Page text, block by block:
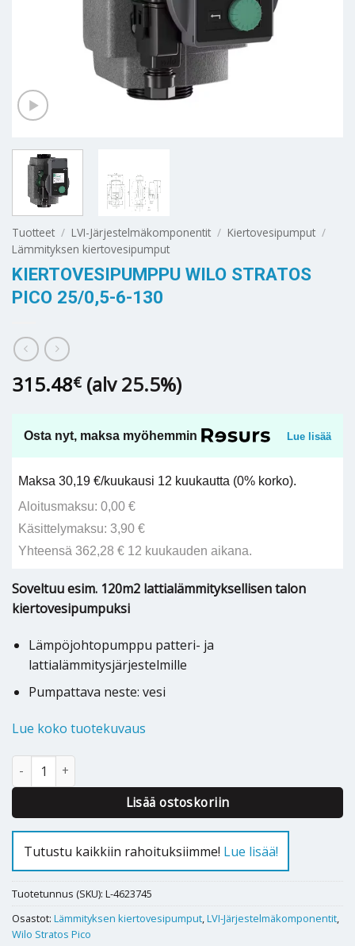
Tuotteet / LVI-Järjestelmäkomponentit / Kiertovesipumput /
Lämmityksen kiertovesipumput
KIERTOVESIPUMPPU WILO STRATOS
PICO 25/0,5-6-130
315.48€ (alv 25.5%)
Osta nyt, maksa myöhemmin Lue lisää
Maksa 30,19 €/kuukausi 12 kuukautta (0% korko).
Aloitusmaksu: 0,00 €
Käsittelymaksu: 3,90 €
Yhteensä 362,28 € 12 kuukauden aikana.
Soveltuu esim. 120m2 lattialämmityksellisen talon
kiertovesipumpuksi
Lämpöjohtopumppu patteri- ja
lattialämmitysjärjestelmille
Pumpattava neste: vesi
Lue koko tuotekuvaus
Kiertovesipumppu Wilo Stratos PICO 25/0,5-6-130 määrä
Lisää ostoskoriin
Tutustu kaikkiin rahoituksiimme! Lue lisää!
Tuotetunnus (SKU): L-4623745
Osastot: Lämmityksen kiertovesipumput,LVI-Järjestelmäkomponentit,
Wilo Stratos Pico